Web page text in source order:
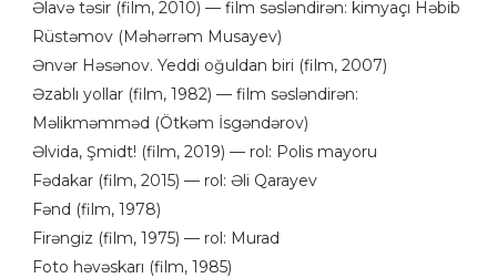
Əlavə təsir (film, 2010) — film səsləndirən: kimyaçı Həbib
Rüstəmov (Məhərrəm Musayev)
Ənvər Həsənov. Yeddi oğuldan biri (film, 2007)
Əzablı yollar (film, 1982) — film səsləndirən:
Məlikməmməd (Ötkəm İsgəndərov)
Əlvida, Şmidt! (film, 2019) — rol: Polis mayoru
Fədakar (film, 2015) — rol: Əli Qarayev
Fənd (film, 1978)
Firəngiz (film, 1975) — rol: Murad
Foto həvəskarı (film, 1985)